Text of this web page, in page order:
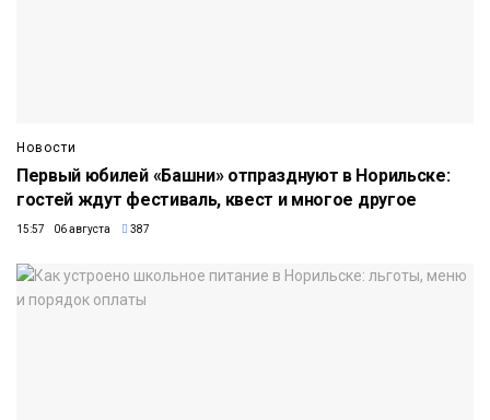
Новости
Первый юбилей «Башни» отпразднуют в Норильске:
гостей ждут фестиваль, квест и многое другое
15:57 06 августа 387